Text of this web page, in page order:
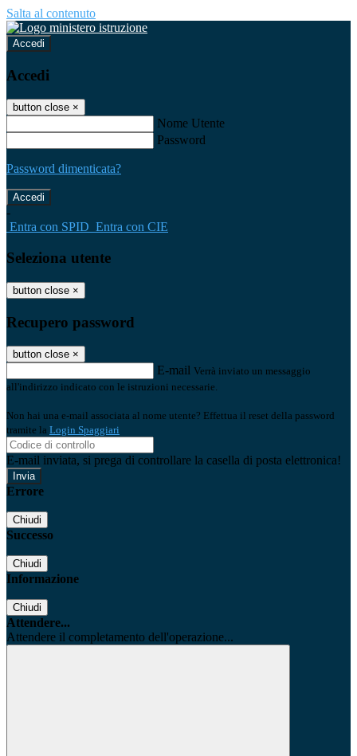
Salta al contenuto
Accedi
Accedi
button close ×
Nome Utente
Password
Password dimenticata?
-
Entra con SPID Entra con CIE
Seleziona utente
button close ×
Recupero password
button close ×
E-mail Verrà inviato un messaggio
all'indirizzo indicato con le istruzioni necessarie.
Non hai una e-mail associata al nome utente? Effettua il reset della password
tramite la Login Spaggiari
E-mail inviata, si prega di controllare la casella di posta elettronica!
Errore
Chiudi
Successo
Chiudi
Informazione
Chiudi
Attendere...
Attendere il completamento dell'operazione...